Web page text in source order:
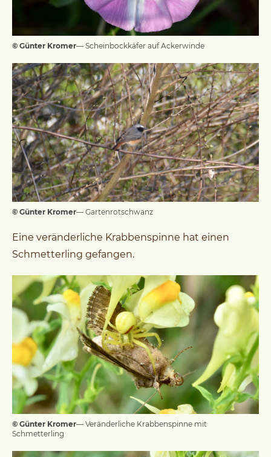
© Günter Kromer— Scheinbockkäfer auf Ackerwinde
© Günter Kromer— Gartenrotschwanz
Eine veränderliche Krabbenspinne hat einen
Schmetterling gefangen.
© Günter Kromer— Veränderliche Krabbenspinne mit
Schmetterling